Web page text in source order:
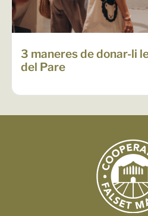
3 maneres de donar-li
del Pare